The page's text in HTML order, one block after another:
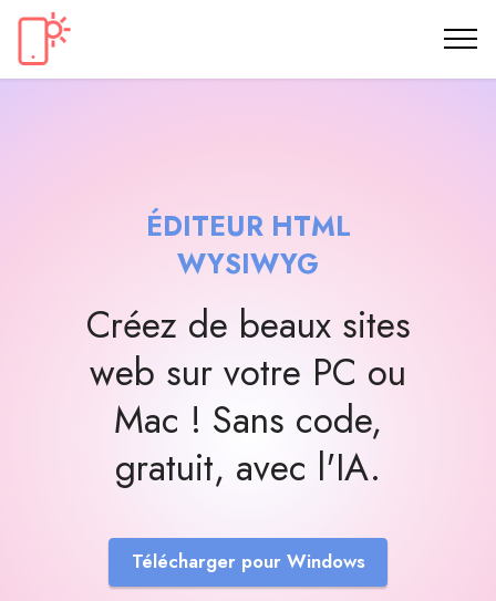
ÉDITEUR HTML
WYSIWYG
Créez de beaux sites
web sur votre PC ou
Mac ! Sans code,
gratuit, avec l'IA.
Télécharger pour Windows